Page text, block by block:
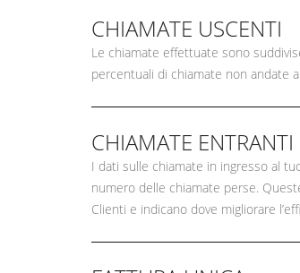
CHIAMATE USCENTI
Le chiamate effettuate sono
percentuali di chiamate non andate
CHIAMATE ENTRANTI
I dati sulle chiamate in ingresso al
numero delle chiamate perse.
Clienti e indicano dove migliorare